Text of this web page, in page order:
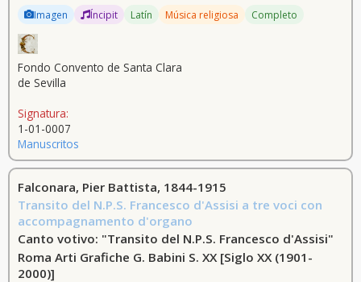
Imagen Íncipit Latín Música religiosa Completo
Fondo Convento de Santa Clara
de Sevilla
Signatura:
1-01-0007
Manuscritos
Falconara, Pier Battista, 1844-1915
Transito del N.P.S. Francesco d'Assisi a tre voci con
accompagnamento d'organo
Canto votivo: "Transito del N.P.S. Francesco d'Assisi"
Roma Arti Grafiche G. Babini S. XX [Siglo XX (1901-
2000)]